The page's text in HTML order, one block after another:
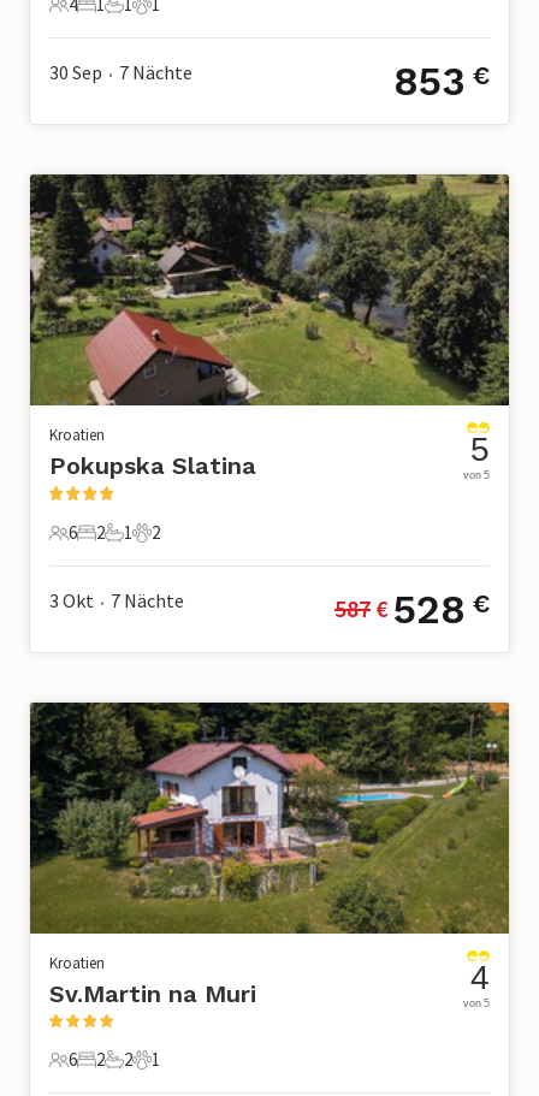
4 Gäste
1 Schlafzimmer
1 Badezimmer
1 Haustier
30 Sep • 7 Nächte 853 €
Kroatien
Pokupska Slatina
6 Gäste
6
2 Schlafzimmer
2
1 Badezimmer
1
2 Haustiere
2
5
von 5
3 Okt • 7 Nächte 587 € 528 €
Kroatien
Sv.Martin na Muri
6 Gäste
6
2 Schlafzimmer
2
2 Badezimmer
2
1 Haustier
1
4
von 5